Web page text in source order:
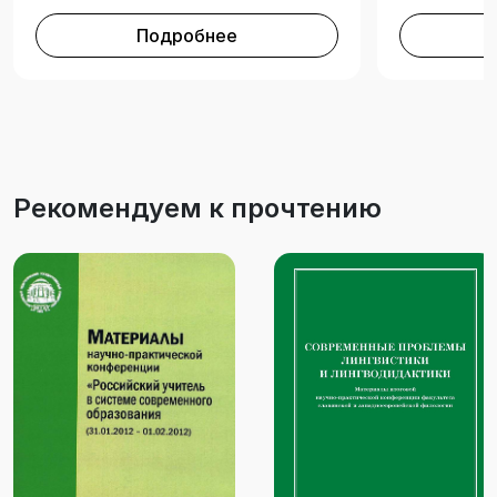
Подробнее
Рекомендуем к прочтению